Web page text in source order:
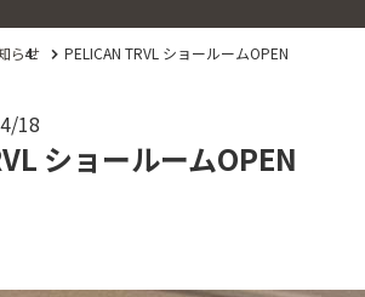
らせ PELICAN TRVL ショールームOPEN
18
ショールームOPEN